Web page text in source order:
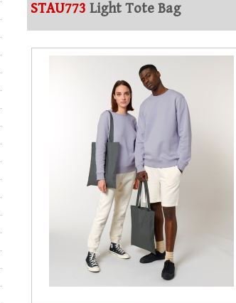
STAU773 Light Tote Bag